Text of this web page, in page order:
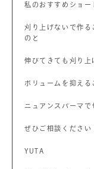
私のおすすめショー
刈り上げないで作る
のと
伸びてきても刈り上
ボリュームを抑える
ニュアンスパーマ
ぜひご相談ください
YUTA